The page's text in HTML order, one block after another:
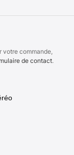
votre commande,
de contact.